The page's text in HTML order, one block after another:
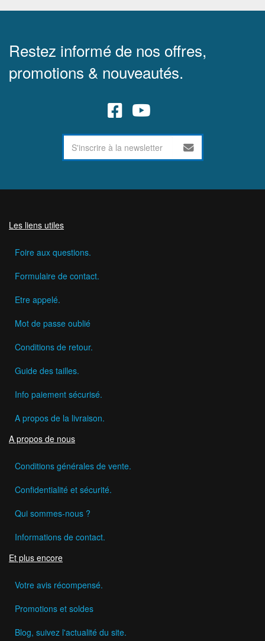
Restez informé de nos offres,
promotions & nouveautés.
Les liens utiles
Foire aux questions.
Formulaire de contact.
Etre appelé.
Mot de passe oublié
Conditions de retour.
Guide des tailles.
Info paiement sécurisé.
A propos de la livraison.
A propos de nous
Conditions générales de vente.
Confidentialité et sécurité.
Qui sommes-nous ?
Informations de contact.
Et plus encore
Votre avis récompensé.
Promotions et soldes
Blog, suivez l'actualité du site.